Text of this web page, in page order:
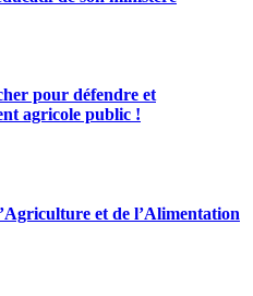
pour défendre et
agricole public !
et de l’Alimentation